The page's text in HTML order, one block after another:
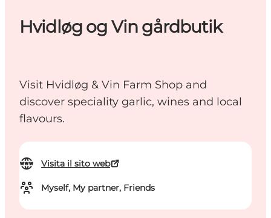
Hvidløg og Vin gårdbutik
Visit Hvidløg & Vin Farm Shop and
discover speciality garlic, wines and local
flavours.
Visita il sito web
Myself, My partner, Friends